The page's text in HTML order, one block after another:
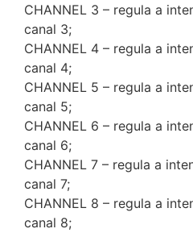
CHANNEL 3 – regula a
canal 3;
CHANNEL 4 – regula a
canal 4;
CHANNEL 5 – regula a
canal 5;
CHANNEL 6 – regula a
canal 6;
CHANNEL 7 – regula a
canal 7;
CHANNEL 8 – regula a
canal 8;